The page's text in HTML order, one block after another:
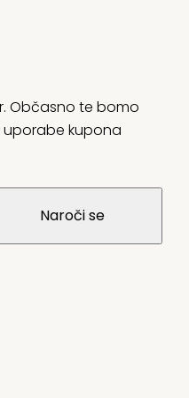
Občasno te bomo
uporabe kupona